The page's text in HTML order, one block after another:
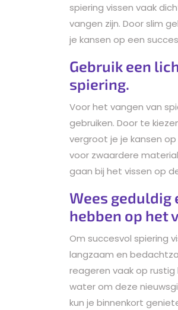
spiering vissen vaak
vangen zijn. Door slim
je kansen op een
Gebruik een
spiering.
Voor het vangen van
gebruiken. Door te
vergroot je je kansen
voor zwaardere
gaan bij het vissen op
Wees geduldig
hebben op het
Om succesvol spiering
langzaam en
reageren vaak op
water om deze
kun je binnenkort